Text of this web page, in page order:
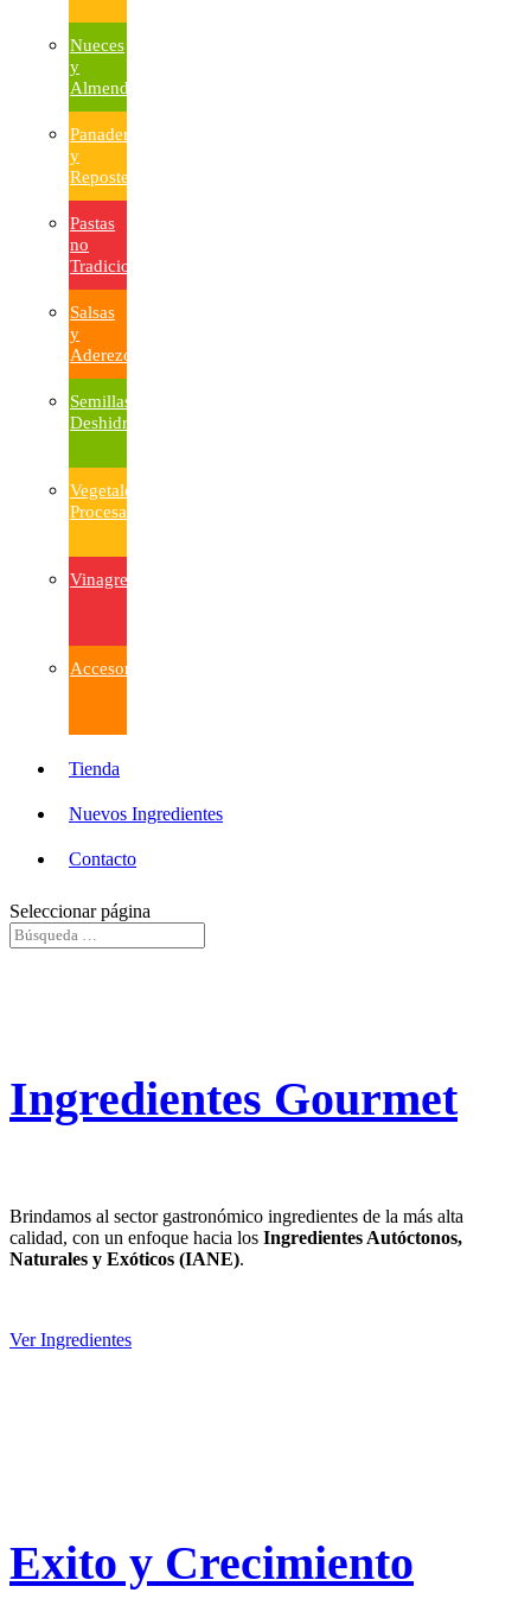
Nueces
y
Almendras
Panadería
y
Repostería
Pastas
no
Tradicionales
Salsas
y
Aderezos
Semillas
Deshidratadas
Vegetales
Procesados
Vinagres
Accesorios
Tienda
Nuevos Ingredientes
Contacto
Seleccionar página
Ingredientes Gourmet
Brindamos al sector gastronómico ingredientes de la más alta
calidad, con un enfoque hacia los Ingredientes Autóctonos,
Naturales y Exóticos (IANE).
Ver Ingredientes
Exito y Crecimiento